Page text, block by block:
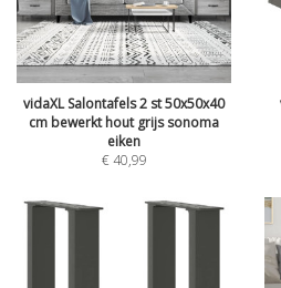
vidaXL Salontafels 2 st 50x50x40
cm bewerkt hout grijs sonoma
eiken
€40,99